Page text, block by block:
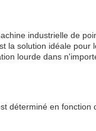
industrielle de
la solution idéale
lourde dans
déterminé en fonction